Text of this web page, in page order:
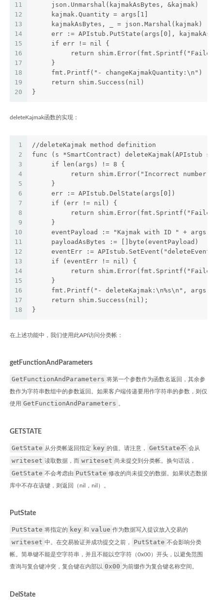
11
12
13
14
15
16
17
18
19
20
     json.Unmarshal(kajmakAsBytes, &kajmak)
     kajmak.Quantity = args[1]
     kajmakAsBytes, _ = json.Marshal(kajmak)
err := APIstub.PutState(args[0],
     if err != nil {
return
     }
     fmt.Printf("- changeKajmakQuantity:\n")
     return shim.Success(nil)
}
deleteKajmak函数的实现：
1
2
3
4
5
6
7
8
9
10
11
12
13
14
15
16
17
18
//deleteKajmak method definition
func (s *SmartContract) deleteKajmak(APIstub
     if len(args) != 8 {
return shim.Error("Incorrect number
     }
     err := APIstub.DelState(args[0])
     if (err != nil) {
return
     }
eventPayload := "Kajmak with ID " +
     payloadAsBytes := []byte(eventPayload)
eventErr :=
     if (eventErr != nil) {
return shim.Error(fmt.Sprintf("Failed
     }
fmt.Printf("- deleteKajmak:\n%s\n",
     return shim.Success(nil);
}
在上述功能中，我们使用此API访问分类帐：
getFunctionAndParameters
GetFunctionAndParameters 将第一个参数作为函数名返回，其余参
数作为字符串数组中的参数返回。如果客户端传递要用作字符串的参数，则仅
使用 GetFunctionAndParameters 。
GETSTATE
GetState 从分类帐返回指定 key 的值。请注意， GetState不 会从
writeset 读取数据，而 writeset 尚未提交到分类帐。换句话说，
GetState 不会考虑由 PutState 修改的尚未提交的数据。如果状态数据
库中不存在该键，则返回（nil，nil）。
PutState
PutState 将指定的 key 和 value 作为数据写入提议放入交易的
writeset 中。在交易验证并成功提交之前， PutState 不会影响分类
帐。简单键不能是空字符串，并且不能以空字符（0x00）开头，以避免范围
查询与复合键冲突，复合键在内部以 0x00 为前缀作为复合键名称空间。
DelState